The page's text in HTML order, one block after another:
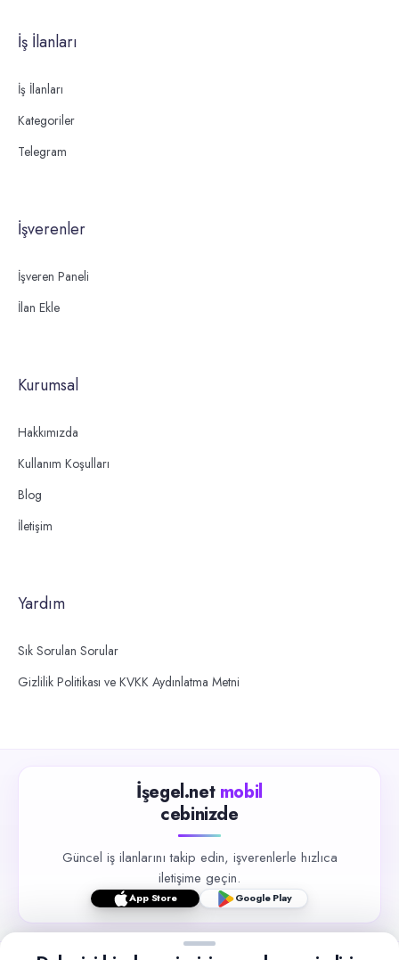
İş İlanları
İş İlanları
Kategoriler
Telegram
İşverenler
İşveren Paneli
İlan Ekle
Kurumsal
Hakkımızda
Kullanım Koşulları
Blog
İletişim
Yardım
Sık Sorulan Sorular
Gizlilik Politikası ve KVKK Aydınlatma Metni
İşegel.net mobil
cebinizde
Güncel iş ilanlarını takip edin, işverenlerle hızlıca
iletişime geçin.
App Store Google Play